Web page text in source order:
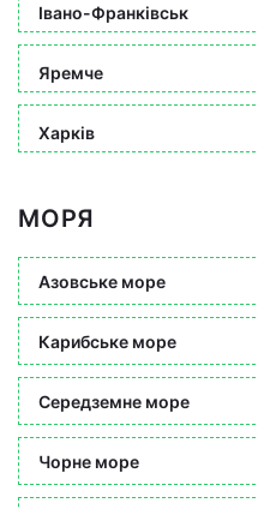
Івано-Франківськ
Яремче
Харків
МОРЯ
Азовське море
Карибське море
Середземне море
Чорне море